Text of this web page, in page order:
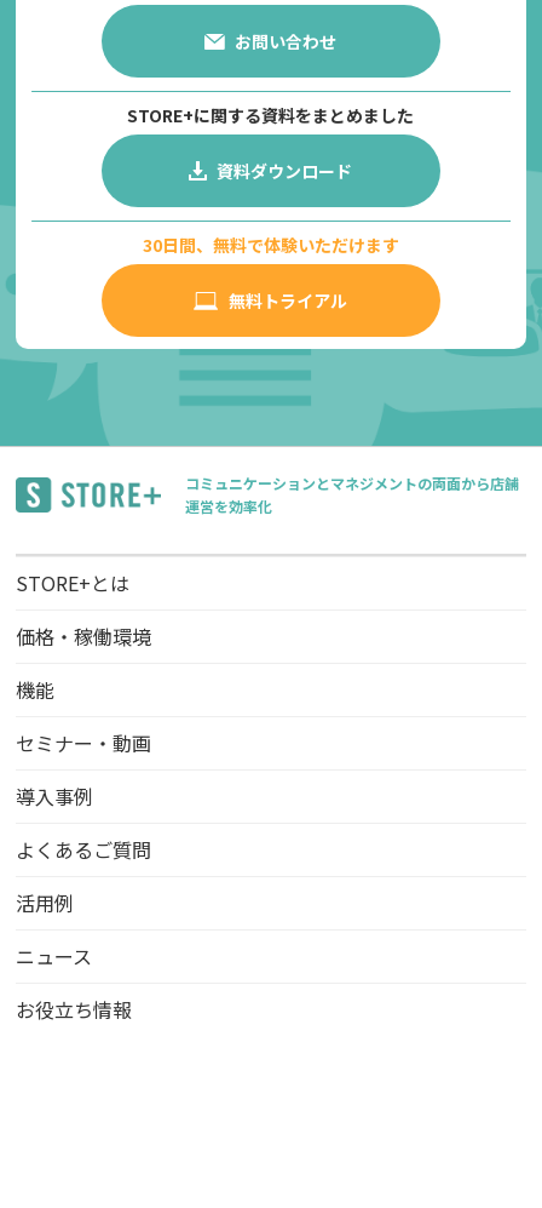
お問い合わせ
STORE+に関する資料をまとめました
資料ダウンロード
30日間、無料で体験いただけます
無料トライアル
コミュニケーションとマネジメントの両面から店舗
運営を効率化
STORE+とは
価格・稼働環境
機能
セミナー・動画
導入事例
よくあるご質問
活用例
ニュース
お役立ち情報